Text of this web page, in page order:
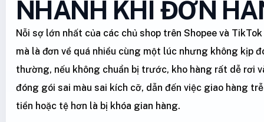
NHANH KHI ĐƠN
Nỗi sợ lớn nhất của các chủ shop trên Shopee và
mà là đơn về quá nhiều cùng một lúc nhưng không kịp
thường, nếu không chuẩn bị trước, kho hàng rất dễ rơi
đóng gói sai màu sai kích cỡ, dẫn đến việc giao hàng
tiền hoặc tệ hơn là bị khóa gian hàng.